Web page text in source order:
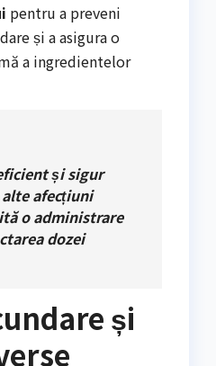
pentru a preveni
și a asigura o
a ingredientelor
și sigur
afecțiuni
o administrare
dozei
și